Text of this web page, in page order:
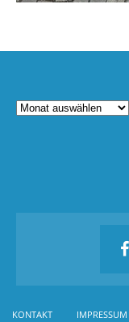
KONTAKT IMPRESSUM